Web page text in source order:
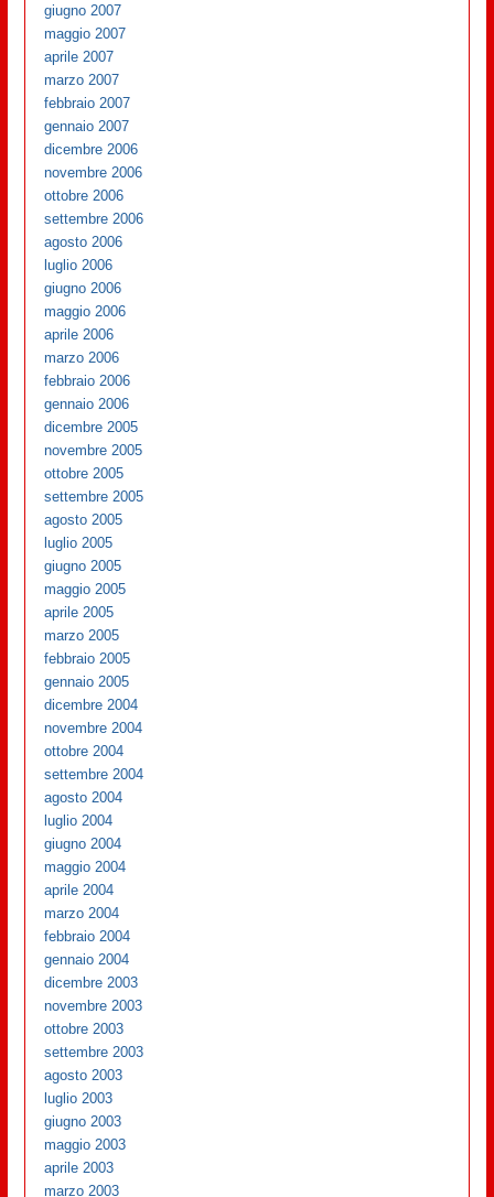
giugno 2007
maggio 2007
aprile 2007
marzo 2007
febbraio 2007
gennaio 2007
dicembre 2006
novembre 2006
ottobre 2006
settembre 2006
agosto 2006
luglio 2006
giugno 2006
maggio 2006
aprile 2006
marzo 2006
febbraio 2006
gennaio 2006
dicembre 2005
novembre 2005
ottobre 2005
settembre 2005
agosto 2005
luglio 2005
giugno 2005
maggio 2005
aprile 2005
marzo 2005
febbraio 2005
gennaio 2005
dicembre 2004
novembre 2004
ottobre 2004
settembre 2004
agosto 2004
luglio 2004
giugno 2004
maggio 2004
aprile 2004
marzo 2004
febbraio 2004
gennaio 2004
dicembre 2003
novembre 2003
ottobre 2003
settembre 2003
agosto 2003
luglio 2003
giugno 2003
maggio 2003
aprile 2003
marzo 2003